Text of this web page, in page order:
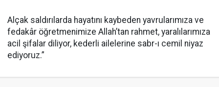
Alçak saldırılarda hayatını kaybeden yavrularımıza ve
fedakâr öğretmenimize Allah’tan rahmet, yaralılarımıza
acil şifalar diliyor, kederli ailelerine sabr-ı cemil niyaz
ediyoruz.”